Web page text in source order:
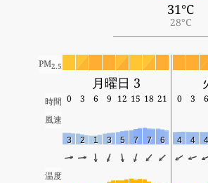
31°C
28°C
PM2.5
月曜日 3
時間 0 3 6 9 12 15 18 21 0 3 6
風速
3 2 1 3 5 7 7 6 4 4 4
温度